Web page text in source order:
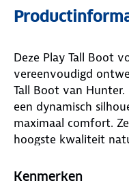
Deze Play Tall Boot
vereenvoudigd
Tall Boot van
een dynamisch
maximaal comfort.
hoogste kwaliteit
Met een stijlvolle
Kenmerken